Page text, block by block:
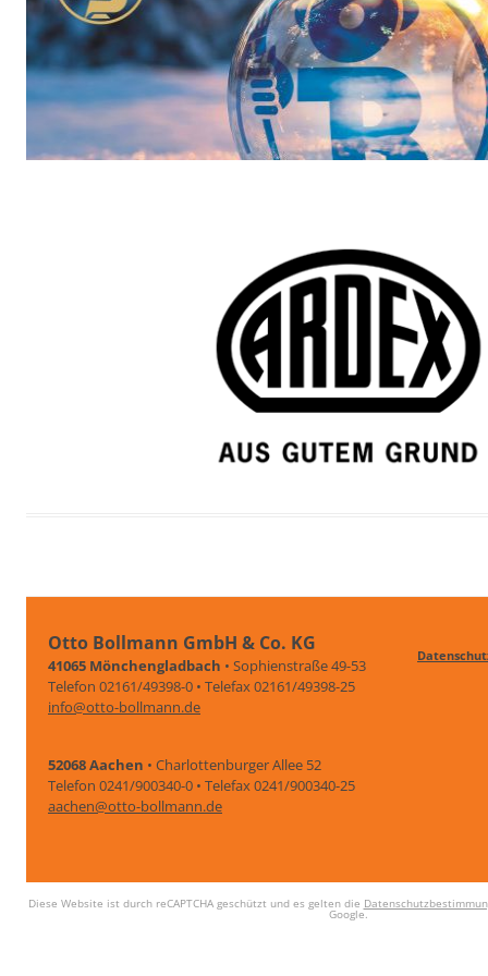
Otto Bollmann GmbH & Co. KG
41065 Mönchengladbach • Sophienstraße 49-53
Telefon 02161/49398-0 • Telefax 02161/49398-25
info@otto-bollmann.de
52068 Aachen • Charlottenburger Allee 52
Telefon 0241/900340-0 • Telefax 0241/900340-25
aachen@otto-bollmann.de
Diese Website ist durch reCAPTCHA geschützt und es gelten die
Google.